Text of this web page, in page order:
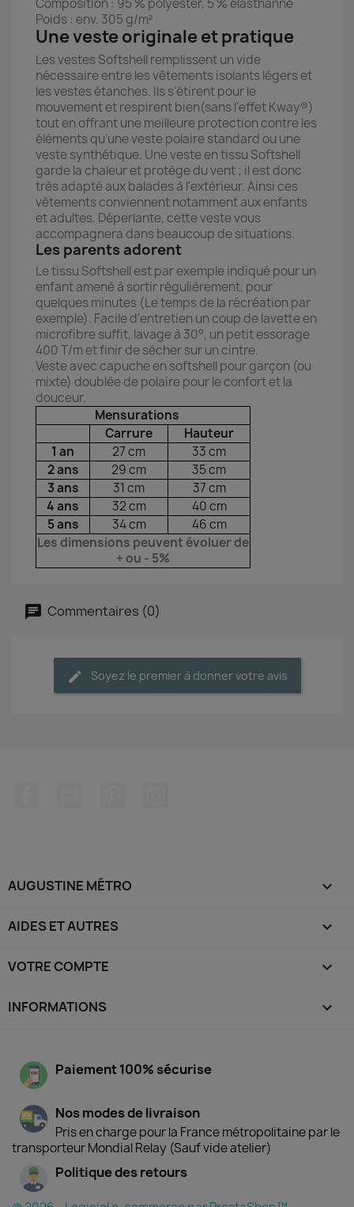
Poids : env. 305 g/m²
Une veste originale et pratique
Les vestes Softshell remplissent un vide
nécessaire entre les vêtements isolants légers et
les vestes étanches. Ils s’étirent pour le
mouvement et respirent bien(sans l'effet Kway®)
tout en offrant une meilleure protection contre les
éléments qu’une veste polaire standard ou une
veste synthétique. Une veste en tissu Softshell
garde la chaleur et protège du vent ; il est donc
très adapté aux balades à l'extérieur. Ainsi ces
vêtements conviennent notamment aux enfants
et adultes. Déperlante, cette veste vous
accompagnera dans beaucoup de situations.
Les parents adorent
Le tissu Softshell est par exemple indiqué pour un
enfant amené à sortir régulièrement, pour
quelques minutes (Le temps de la récréation par
exemple). Facile d'entretien un coup de lavette en
microfibre suffit, lavage à 30°, un petit essorage
400 T/m et finir de sécher sur un cintre.
Veste avec capuche en softshell pour garçon (ou
mixte) doublée de polaire pour le confort et la
douceur.
Mensurations
Carrure
Hauteur
1 an
27 cm
33 cm
2 ans
29 cm
35 cm
3 ans
31 cm
37 cm
4 ans
32 cm
40 cm
5 ans
34 cm
46 cm
Les dimensions peuvent évoluer de
+ ou - 5%
Commentaires (0)
Soyez le premier à donner votre avis
AUGUSTINE MÉTRO 
AIDES ET AUTRES 
VOTRE COMPTE 
INFORMATIONS keyboard_arrow_down
Paiement 100% sécurise
Nos modes de livraison
Pris en charge pour la France métropolitaine par le
transporteur Mondial Relay (Sauf vide atelier)
Politique des retours